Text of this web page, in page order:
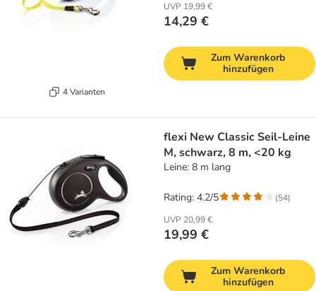
4 Varianten
UVP 19,99 €
14,29 €
Zum Warenkorb
hinzufügen
flexi New Classic Seil-Leine
M, schwarz, 8 m, <20 kg
Leine: 8 m lang
UVP 20,99 €
19,99 €
Rating: 4.2/5 (54)
Zum Warenkorb
hinzufügen